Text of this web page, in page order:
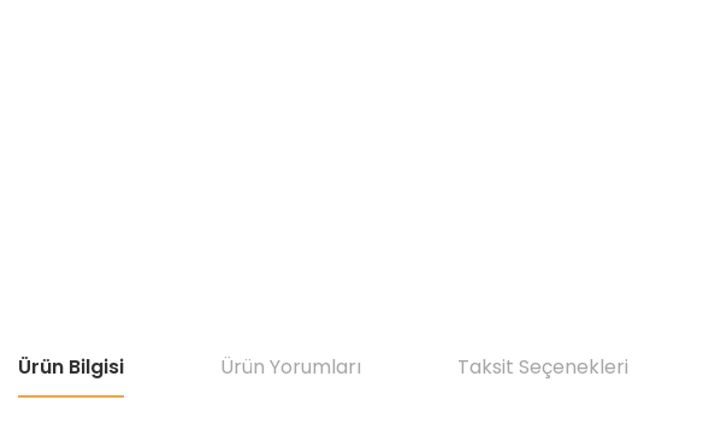
Ürün Bilgisi Ürün Yorumları Taksit Seçenekleri